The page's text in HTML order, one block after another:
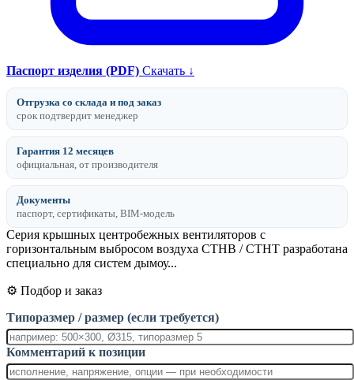
Паспорт изделия (PDF) Скачать ↓
Отгрузка со склада и под заказ
срок подтвердит менеджер
Гарантия 12 месяцев
официальная, от производителя
Документы
паспорт, сертификаты, BIM-модель
Серия крышных центробежных вентиляторов с
горизонтальным выбросом воздуха CTHB / CTHT разработана
специально для систем дымоу...
⚙️ Подбор и заказ
Типоразмер / размер (если требуется)
Комментарий к позиции